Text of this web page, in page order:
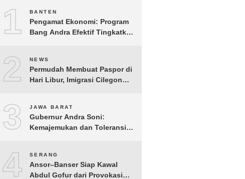
1 BANTEN
Pengamat Ekonomi: Program
Bang Andra Efektif Tingkatkan
2 NEWS
Permudah Membuat Paspor di
Hari Libur, Imigrasi Cilegon
3 JAWA BARAT
Gubernur Andra Soni:
Kemajemukan dan Toleransi
4 SERANG
Ansor–Banser Siap Kawal
Abdul Gofur dari Provokasi